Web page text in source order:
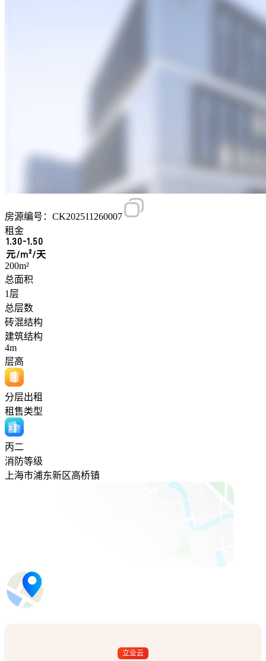
房源编号：CK202511260007
租金
1.30-1.50
元/m²/天
200m²
总面积
1层
总层数
砖混结构
建筑结构
4m
层高
分层出租
租售类型
丙二
消防等级
上海市浦东新区高桥镇
立业云